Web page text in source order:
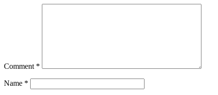
Comment *
Name *